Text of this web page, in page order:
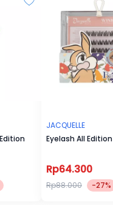
4 varian dan design:
JACQUELLE
Eyelash All Edition
Rp64.300
Rp88.000 -27%